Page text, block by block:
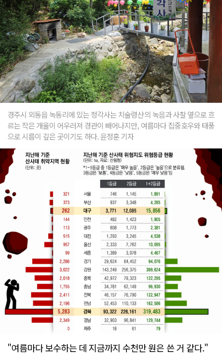
경주시 외동읍 녹동리에 있는 정각사는 치술령산의 녹음과 사찰 옆으로 흐
르는 작은 개울이 어우러져 경관이 빼어나지만, 여름마다 집중호우와 태풍
으로 시름이 깊은 곳이기도 하다. 윤정훈 기자
"여름마다 보수하는 데 지금까지 수천만 원은 쓴 거 같다."